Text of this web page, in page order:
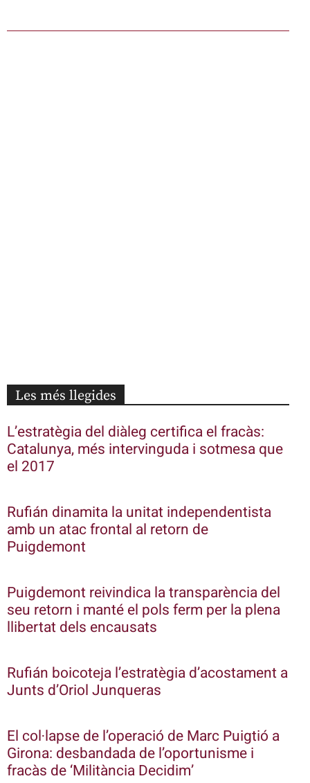
Les més llegides
L’estratègia del diàleg certifica el fracàs:
Catalunya, més intervinguda i sotmesa que
el 2017
Rufián dinamita la unitat independentista
amb un atac frontal al retorn de
Puigdemont
Puigdemont reivindica la transparència del
seu retorn i manté el pols ferm per la plena
llibertat dels encausats
Rufián boicoteja l’estratègia d’acostament a
Junts d’Oriol Junqueras
El col·lapse de l’operació de Marc Puigtió a
Girona: desbandada de l’oportunisme i
fracàs de ‘Militància Decidim’